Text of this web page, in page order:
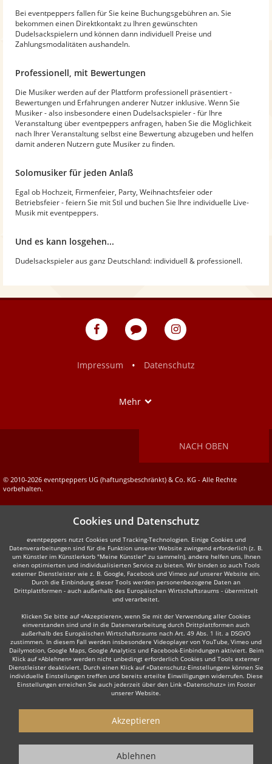
Bei eventpeppers fallen für Sie keine Buchungsgebühren an. Sie
bekommen einen Direktkontakt zu Ihren gewünschten
Dudelsackspielern und können dann individuell Preise und
Zahlungsmodalitäten aushandeln.
Professionell, mit Bewertungen
Die Musiker werden auf der Plattform professionell präsentiert -
Bewertungen und Erfahrungen anderer Nutzer inklusive. Wenn Sie
Musiker - also insbesondere einen Dudelsackspieler - für Ihre
Veranstaltung über eventpeppers anfragen, haben Sie die Möglichkeit
nach Ihrer Veranstaltung selbst eine Bewertung abzugeben und helfen
damit anderen Nutzern gute Musiker zu finden.
Solomusiker für jeden Anlaß
Egal ob Hochzeit, Firmenfeier, Party, Weihnachtsfeier oder
Betriebsfeier - feiern Sie mit Stil und buchen Sie Ihre individuelle Live-
Musik mit eventpeppers.
Und es kann losgehen...
Dudelsackspieler aus ganz Deutschland: individuell & professionell.
eventpeppers
Blog
eventpeppers
Impressum
• Datenschutz
Mehr
NACH OBEN
© 2010-2026 eventpeppers UG (haftungsbeschränkt) & Co. KG - Alle Rechte
vorbehalten.
Cookies und Datenschutz
eventpeppers nutzt Cookies und Tracking-Technologien. Einige Cookies und
Datenverarbeitungen sind für die Funktion unserer Website zwingend erforderlich (z. B.
um Künstler im Künstlerkorb "Meine Künstler" zu sammeln), andere helfen uns, Ihnen
einen optimierten und individualisierten Service zu bieten. Wir binden so auch Tools
externer Dienstleister wie z. B. Google, Facebook und Vimeo auf unserer Website ein.
Durch die Einbindung dieser Tools werden personenbezogene Daten an
Drittplattformen - auch außerhalb des Europäischen Wirtschaftsraums - übermittelt
und verarbeitet.
Klicken Sie bitte auf «Akzeptieren», wenn Sie mit der Verwendung aller Cookies
einverstanden sind und in die Datenverarbeitung durch Drittplattformen auch
außerhalb des Europäischen Wirtschaftsraums nach Art. 49 Abs. 1 lit. a DSGVO
zustimmen. In diesem Fall werden insbesondere Videoplayer von YouTube, Vimeo und
Dailymotion, Google Maps, Google Analytics und Facebook-Einbindungen aktiviert. Beim
Klick auf «Ablehnen» werden nicht unbedingt erforderlich Cookies und Tools externer
Dienstleister deaktiviert. Durch einen Klick auf «Datenschutz-Einstellungen» können Sie
individuelle Einstellungen treffen und bereits erteilte Einwilligungen widerrufen. Diese
Einstellungen erreichen Sie auch jederzeit über den Link «Datenschutz» im Footer
unserer Website.
Akzeptieren
Ablehnen